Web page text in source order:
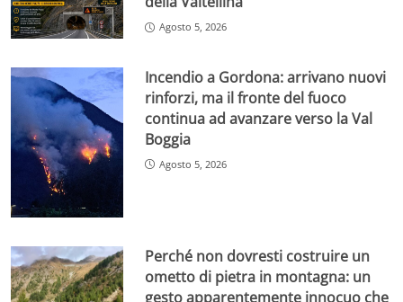
Agosto 5, 2026
Incendio a Gordona: arrivano nuovi
rinforzi, ma il fronte del fuoco
continua ad avanzare verso la Val
Boggia
Agosto 5, 2026
Perché non dovresti costruire un
ometto di pietra in montagna: un
gesto apparentemente innocuo che